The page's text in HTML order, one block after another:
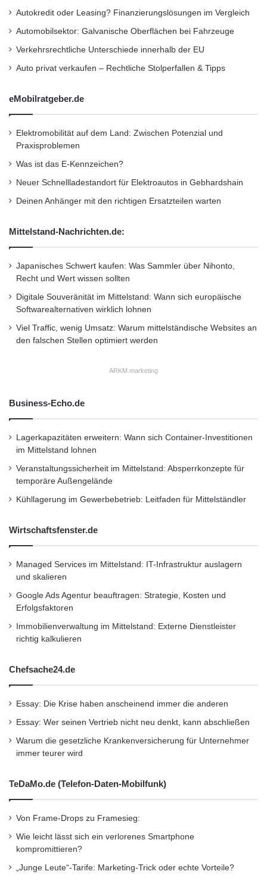
Verteilerlisten derjenigen Kunden, die mit
hoher Wahrscheinlichkeit positiv auf ein
Angebot reagieren. Die Reaktionen auf das
in die Daten- und Analysebasis ein, so dass ein
entsteht. “Die Lösung liefert Daten, mit denen
wir die bestmöglichen Responsequoten
realisieren können. So sind wir in der Lage, bei
minimalem Ressourceneinsatz maximales
Kundenfeedback zu erzielen” berichtet Eike
Bärmann, Ressortleiter Zielgruppenselektion
bei der ING-DiBa.
“SAS ist das analytische Herz der ING-DiBa”,
bestätigt Gisela Hehn, Ressortleiterin MIS /
Data Warehouse bei der ING-DiBa. “Wir haben
profitieren gleichzeitig von einem Plus an
analytischer Tiefe. Beides ist für uns von
größter strategischer Bedeutung. Dabei habe
ich bisher noch keine analytische Aufgabe
erlebt, die sich mit SAS nicht lösen ließ.”
Monate. Der langjährige ING-DiBa
Dienstleister und SAS Partner Decadis hat
hierbei vorbildlich unterstützt.
Über die ING-DiBa
Die ING-DiBa ist mit über sieben Millionen
Die Kerngeschäftsfelder sind Spargelder,
Verbraucherkredite und Girokonten. Die Bank
Konditionen. Sie ist jeden Tag 24 Stunden für
ihre Kunden erreichbar. Das
Wirtschaftsmagazin Euro kürte die ING-DiBa
zu Deutschlands “Beliebtester Bank 2011″, und
Autokredit oder Leasing? Finanzierungslösungen im Vergleich
Automobilsektor: Galvanische Oberflächen bei Fahrzeuge
Verkehrsrechtliche Unterschiede innerhalb der EU
Auto privat verkaufen – Rechtliche Stolperfallen & Tipps
eMobilratgeber.de
Elektromobilität auf dem Land: Zwischen Potenzial und
Praxisproblemen
Was ist das E-Kennzeichen?
Neuer Schnellladestandort für Elektroautos in Gebhardshain
Deinen Anhänger mit den richtigen Ersatzteilen warten
Mittelstand-Nachrichten.de:
Japanisches Schwert kaufen: Was Sammler über Nihonto,
Recht und Wert wissen sollten
Digitale Souveränität im Mittelstand: Wann sich europäische
Softwarealternativen wirklich lohnen
Viel Traffic, wenig Umsatz: Warum mittelständische Websites an
den falschen Stellen optimiert werden
ARKM.marketing
Business-Echo.de
Lagerkapazitäten erweitern: Wann sich Container-Investitionen
im Mittelstand lohnen
Veranstaltungssicherheit im Mittelstand: Absperrkonzepte für
temporäre Außengelände
Kühllagerung im Gewerbebetrieb: Leitfaden für Mittelständler
Wirtschaftsfenster.de
Managed Services im Mittelstand: IT-Infrastruktur auslagern
und skalieren
Google Ads Agentur beauftragen: Strategie, Kosten und
Erfolgsfaktoren
Immobilienverwaltung im Mittelstand: Externe Dienstleister
richtig kalkulieren
Chefsache24.de
Essay: Die Krise haben anscheinend immer die anderen
Essay: Wer seinen Vertrieb nicht neu denkt, kann abschließen
Warum die gesetzliche Krankenversicherung für Unternehmer
immer teurer wird
TeDaMo.de (Telefon-Daten-Mobilfunk)
Von Frame-Drops zu Framesieg:
Wie leicht lässt sich ein verlorenes Smartphone
kompromittieren?
„Junge Leute“-Tarife: Marketing-Trick oder echte Vorteile?